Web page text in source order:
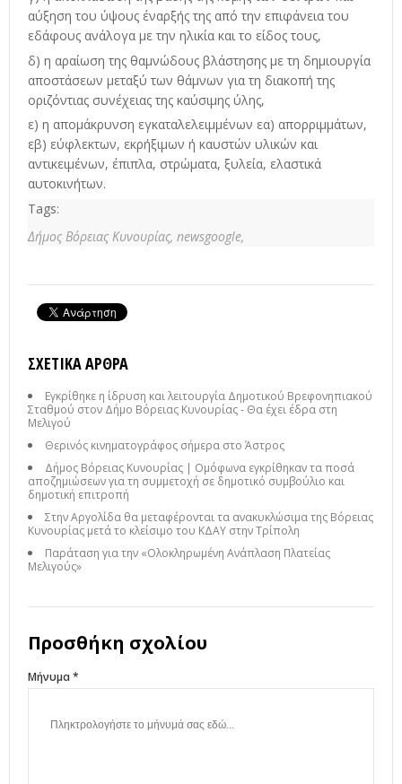
αύξηση του ύψους έναρξής της από την επιφάνεια του
εδάφους ανάλογα με την ηλικία και το είδος τους,
δ) η αραίωση της θαμνώδους βλάστησης με τη δημιουργία
αποστάσεων μεταξύ των θάμνων για τη διακοπή της
οριζόντιας συνέχειας της καύσιμης ύλης,
ε) η απομάκρυνση εγκαταλελειμμένων εα) απορριμμάτων,
εβ) εύφλεκτων, εκρήξιμων ή καυστών υλικών και
αντικειμένων, έπιπλα, στρώματα, ξυλεία, ελαστικά
αυτοκινήτων.
Tags:
Δήμος Βόρειας Κυνουρίας, newsgoogle,
ΣΧΕΤΙΚΆ ΆΡΘΡΑ
Εγκρίθηκε η ίδρυση και λειτουργία Δημοτικού Βρεφονηπιακού
Σταθμού στον Δήμο Βόρειας Κυνουρίας - Θα έχει έδρα στη
Μελιγού
Θερινός κινηματογράφος σήμερα στο Άστρος
Δήμος Βόρειας Κυνουρίας | Ομόφωνα εγκρίθηκαν τα ποσά
αποζημιώσεων για τη συμμετοχή σε δημοτικό συμβούλιο και
δημοτική επιτροπή
Στην Αργολίδα θα μεταφέρονται τα ανακυκλώσιμα της Βόρειας
Κυνουρίας μετά το κλείσιμο του ΚΔΑΥ στην Τρίπολη
Παράταση για την «Ολοκληρωμένη Ανάπλαση Πλατείας
Μελιγούς»
Προσθήκη σχολίου
Μήνυμα *